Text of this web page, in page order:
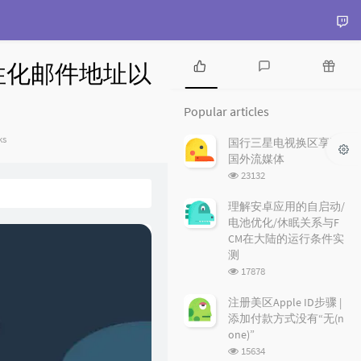
化邮件地址以
：
P
p
u
l
a
a
r
t
e
s
t
e
s
t
o
m
m
e
n
s
d
r
t
i
c
s
Popular articles
国行三星电视换区享受
国外流媒体
浏
次
数:
23132
理解安卓应用的自启动/
电池优化/休眠关系与F
CM在大陆的运行条件实
测
浏
次
数:
17878
注册美区Apple ID步骤 |
添加付款方式没有“无(n
one)”
浏
15634